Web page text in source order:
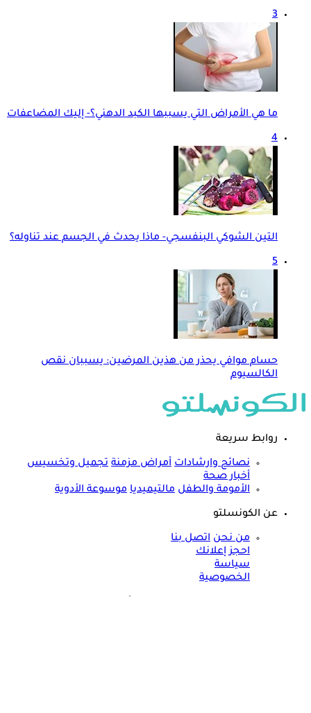
3
ما هي الأمراض التي يسببها الكبد الدهني؟- إليك المضاعفات
4
التين الشوكي البنفسجي- ماذا يحدث في الجسم عند تناوله؟
5
حسام موافي يحذر من هذين المرضين: يسببان نقص
الكالسيوم
روابط سريعة
نصائح وارشادات أمراض مزمنة تجميل وتخسيس
أخبار صحة
الأمومة والطفل مالتيميديا موسوعة الأدوية
عن الكونسلتو
من نحن اتصل بنا
احجز إعلانك
سياسة
الخصوصية